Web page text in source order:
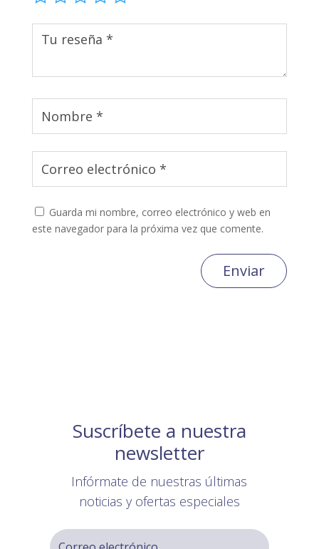
Guarda mi nombre, correo electrónico y web en
este navegador para la próxima vez que comente.
Enviar
Suscríbete a nuestra
newsletter
Infórmate de nuestras últimas
noticias y ofertas especiales